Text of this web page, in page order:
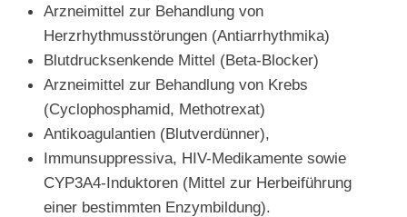
Arzneimittel zur Behandlung von
Herzrhythmusstörungen (Antiarrhythmika)
Blutdrucksenkende Mittel (Beta-Blocker)
Arzneimittel zur Behandlung von Krebs
(Cyclophosphamid, Methotrexat)
Antikoagulantien (Blutverdünner),
Immunsuppressiva, HIV-Medikamente sowie
CYP3A4-Induktoren (Mittel zur Herbeiführung
einer bestimmten Enzymbildung).